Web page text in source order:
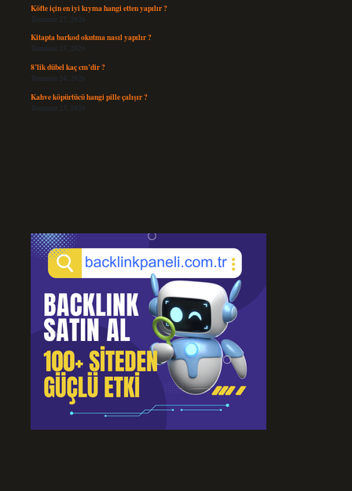
Köfte için en iyi kıyma hangi etten yapılır ?
Temmuz 27, 2026
Kitapta barkod okutma nasıl yapılır ?
Temmuz 25, 2026
8’lik dübel kaç cm’dir ?
Temmuz 24, 2026
Kahve köpürtücü hangi pille çalışır ?
Temmuz 23, 2026